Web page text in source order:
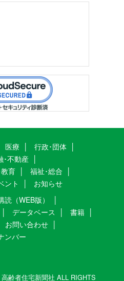
医療
行政･団体
･不動産
育
福祉･総合
ント
お知らせ
読（WEB版）
データベース
書籍
お問い合わせ
ンバー
齢者住宅新聞社 ALL RIGHTS